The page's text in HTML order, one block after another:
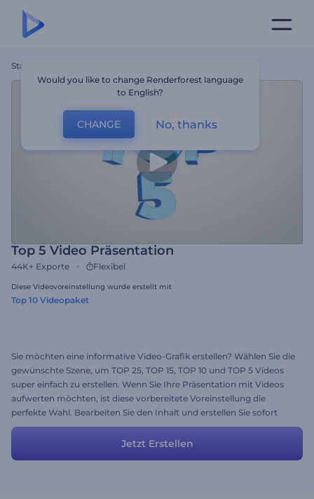
Startseite
Top 5 Video Präsentation
44K+ Exporte Flexibel
Diese Videovoreinstellung wurde erstellt mit
Top 10 Videopaket
Sie möchten eine informative Video-Grafik erstellen? Wählen Sie die
gewünschte Szene, um TOP 25, TOP 15, TOP 10 und TOP 5 Videos
super einfach zu erstellen. Wenn Sie Ihre Präsentation mit Videos
aufwerten möchten, ist diese vorbereitete Voreinstellung die
perfekte Wahl. Bearbeiten Sie den Inhalt und erstellen Sie sofort
eine der attraktivsten und professionellsten Video-Grafiken!
Jetzt Erstellen
Would you like to change Renderforest language
to English?
CHANGE No, thanks